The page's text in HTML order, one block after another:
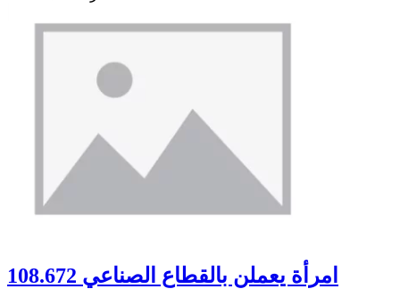
108.672 امرأة يعملن بالقطاع الصناعي